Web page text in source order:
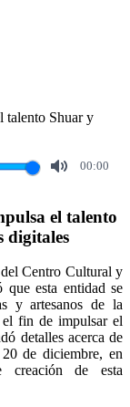
00:00
el talento
digitales
Centro Cultural y
esta entidad se
y artesanos de la
el fin de impulsar el
detalles acerca de
de diciembre, en
creación de esta